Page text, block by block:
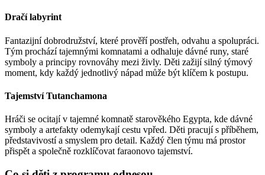
Dračí labyrint
Fantazijní dobrodružství, které prověří postřeh, odvahu a spolupráci.
Tým prochází tajemnými komnatami a odhaluje dávné runy, staré
symboly a principy rovnováhy mezi živly. Děti zažijí silný týmový
moment, kdy každý jednotlivý nápad může být klíčem k postupu.
Tajemství Tutanchamona
Hráči se ocitají v tajemné komnatě starověkého Egypta, kde dávné
symboly a artefakty odemykají cestu vpřed. Děti pracují s příběhem,
představivostí a smyslem pro detail. Každý člen týmu má prostor
přispět a společně rozklíčovat faraonovo tajemství.